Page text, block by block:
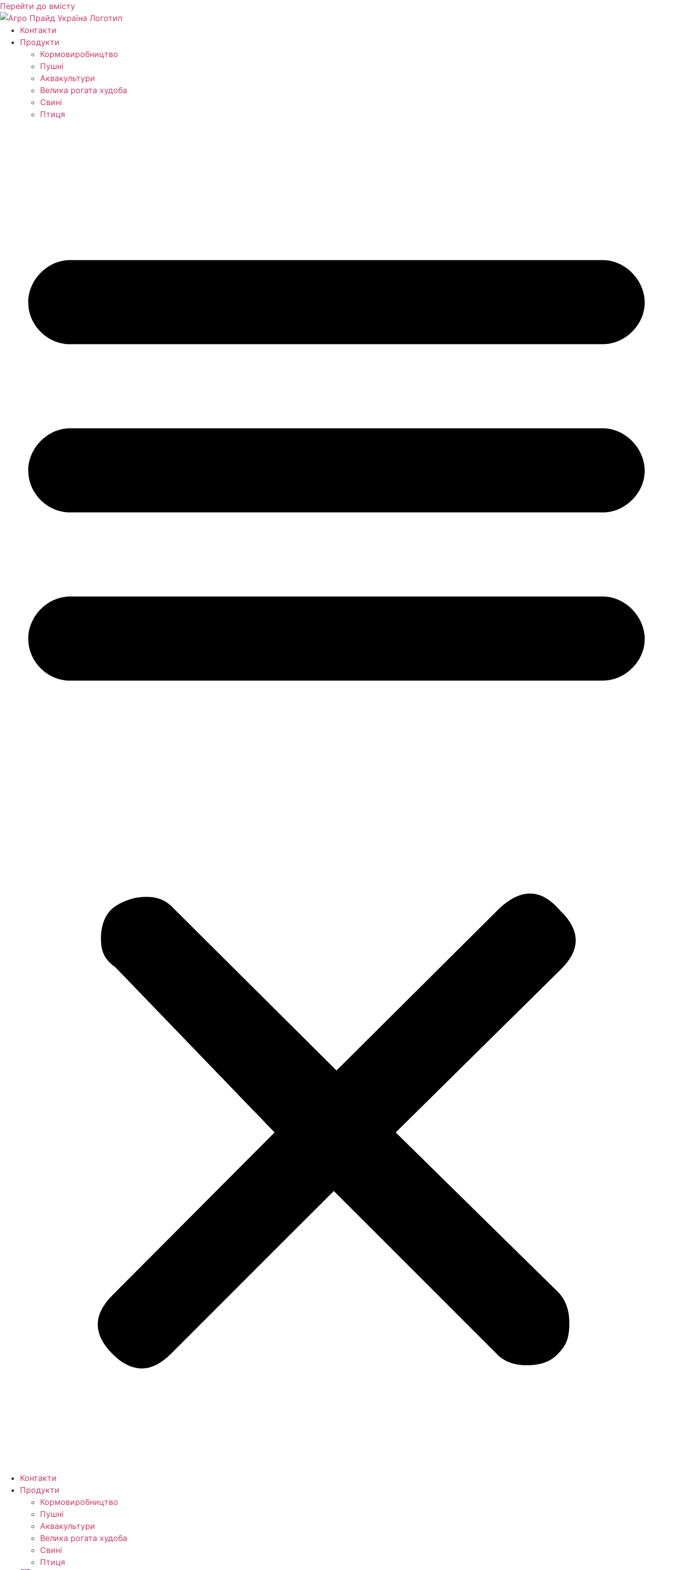
Перейти до вмісту
Контакти
Продукти
Кормо­виробництво
Пушні
Аквакультури
Велика рогата худоба
Свині
Птиця
Контакти
Продукти
Кормо­виробництво
Пушні
Аквакультури
Велика рогата худоба
Свині
Птиця